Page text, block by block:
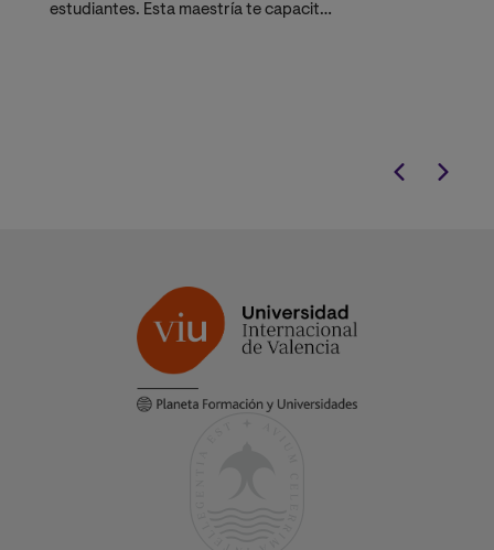
estudiantes. Esta maestría te capacita